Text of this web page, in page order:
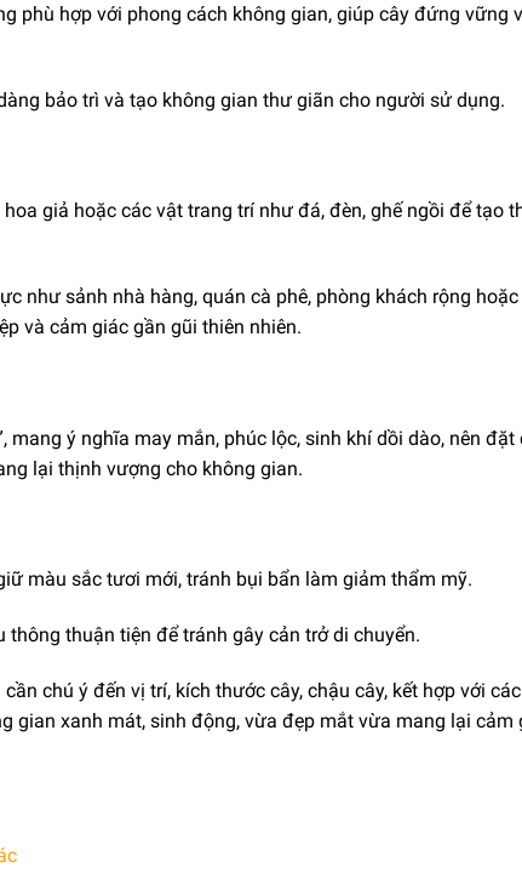
phù hợp với phong cách không gian, giúp cây đứng vững
bảo trì và tạo không gian thư giãn cho người sử dụng.
giả hoặc các vật trang trí như đá, đèn, ghế ngồi để tạo
như sảnh nhà hàng, quán cà phê, phòng khách rộng hoặc
và cảm giác gần gũi thiên nhiên.
ý nghĩa may mắn, phúc lộc, sinh khí dồi dào, nên đặt
lại thịnh vượng cho không gian.
màu sắc tươi mới, tránh bụi bẩn làm giảm thẩm mỹ.
thuận tiện để tránh gây cản trở di chuyển.
chú ý đến vị trí, kích thước cây, chậu cây, kết hợp với
gian xanh mát, sinh động, vừa đẹp mắt vừa mang lại cảm